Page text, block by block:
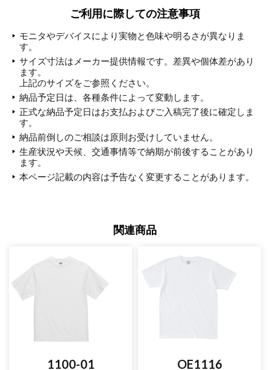
ご利用に際しての注意事項
モニタやデバイスにより実物と色味や明るさが異なりま
す。
サイズ寸法はメーカー提供情報です。差異や個体差があり
ます。
上記のサイズをご参照ください。
納品予定日は、各種条件によって変動します。
正式な納品予定日はお支払およびご入稿完了後に確定しま
す。
納品前倒しのご相談は原則お受けしていません。
生産状況や天候、交通事情等で納期が前後することがあり
ます。
本ページ記載の内容は予告なく変更することがあります。
関連商品
1100-01 OE1116